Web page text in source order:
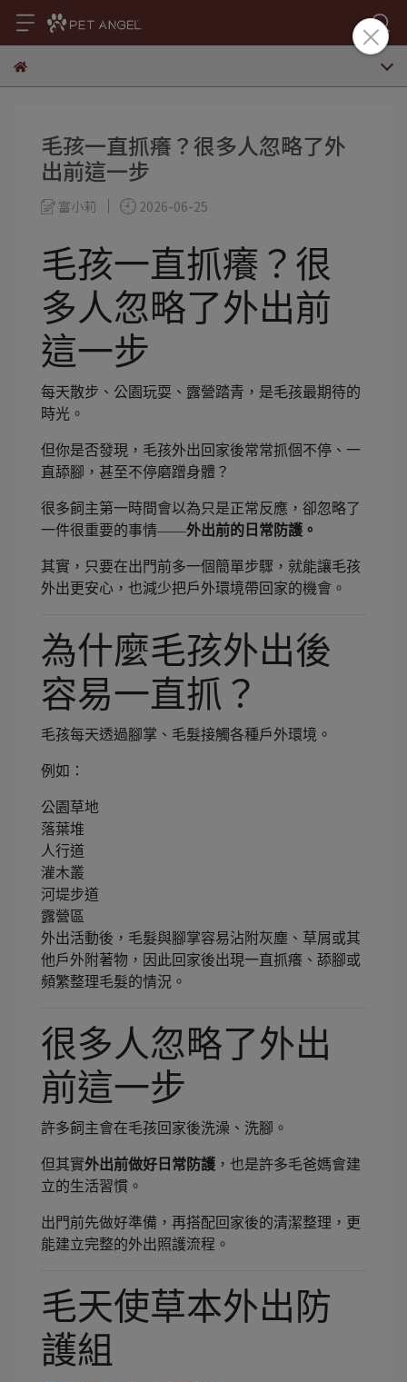
毛孩一直抓癢？很多人忽略了外
出前這一步
富小莉 2026-06-25
毛孩一直抓癢？很
多人忽略了外出前
這一步
每天散步、公園玩耍、露營踏青，是毛孩最期待的
時光。
但你是否發現，毛孩外出回家後常常抓個不停、一
直舔腳，甚至不停磨蹭身體？
很多飼主第一時間會以為只是正常反應，卻忽略了
一件很重要的事情——外出前的日常防護。
其實，只要在出門前多一個簡單步驟，就能讓毛孩
外出更安心，也減少把戶外環境帶回家的機會。
為什麼毛孩外出後
容易一直抓？
毛孩每天透過腳掌、毛髮接觸各種戶外環境。
例如：
公園草地
落葉堆
人行道
灌木叢
河堤步道
露營區
外出活動後，毛髮與腳掌容易沾附灰塵、草屑或其
他戶外附著物，因此回家後出現一直抓癢、舔腳或
頻繁整理毛髮的情況。
很多人忽略了外出
前這一步
許多飼主會在毛孩回家後洗澡、洗腳。
但其實外出前做好日常防護 ，也是許多毛爸媽會建
立的生活習慣。
出門前先做好準備，再搭配回家後的清潔整理，更
能建立完整的外出照護流程。
毛天使草本外出防
護組